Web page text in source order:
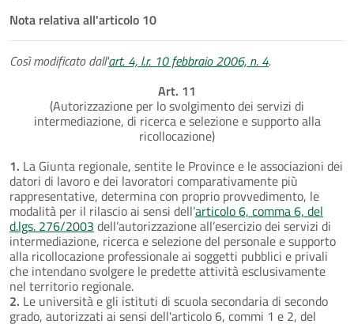
Nota relativa all'articolo 10
Così modificato dall'art. 4, l.r. 10 febbraio 2006, n. 4.
Art. 11
(Autorizzazione per lo svolgimento dei servizi di
intermediazione, di ricerca e selezione e supporto alla
ricollocazione)
1. La Giunta regionale, sentite le Province e le associazioni dei
datori di lavoro e dei lavoratori comparativamente più
rappresentative, determina con proprio provvedimento, le
modalità per il rilascio ai sensi dell’articolo 6, comma 6, del
d.lgs. 276/2003 dell’autorizzazione all’esercizio dei servizi di
intermediazione, ricerca e selezione del personale e supporto
alla ricollocazione professionale ai soggetti pubblici e privali
che intendano svolgere le predette attività esclusivamente
nel territorio regionale.
2. Le università e gli istituti di scuola secondaria di secondo
grado, autorizzati ai sensi dell'articolo 6, commi 1 e 2, del